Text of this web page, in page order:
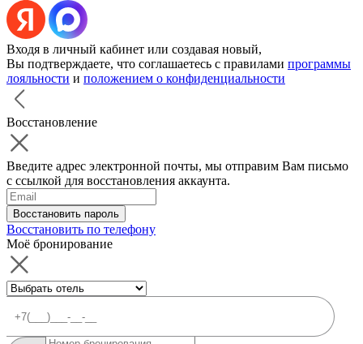
Входя в личный кабинет или создавая новый,
Вы подтверждаете, что соглашаетесь с правилами программы
лояльности и положением о конфиденциальности
Восстановление
Введите адрес электронной почты, мы отправим Вам письмо
с ссылкой для восстановления аккаунта.
Восстановить пароль
Восстановить по телефону
Моё бронирование